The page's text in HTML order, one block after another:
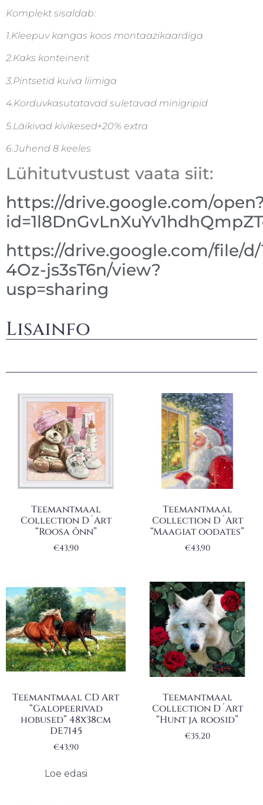
Komplekt sisaldab:
1.Kleepuv kangas koos montaazikaardiga
2.Kaks konteinerit
3.Pintsetid kuiva liimiga
4.Korduvkasutatavad suletavad minigripid
5.Läikivad kivikesed+20% extra
6.Juhend 8 keeles
Lühitutvustust vaata siit:
https://drive.google.com/
https://drive.google.com/file/d/
4Oz-js3sT6n/view?
usp=sharing
Lisainfo
Teemantmaal
Collection D´Art
“Roosa õnn”
€43,90
Teemantmaal
Collection D´Art
“Maagiat oodates”
€43,90
Teemantmaal CD Art
“Galopeerivad
hobused” 48x38cm
DE7145
€43,90
Loe edasi
Teemantmaal
Collection D´Art
“Hunt ja roosid”
€35,20